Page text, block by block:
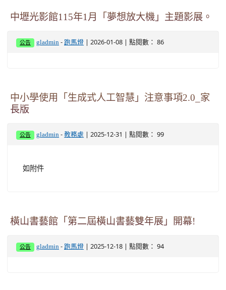
中壢光影館115年1月「夢想放大機」主題影展。
公告 gladmin - 跑馬燈 | 2026-01-08 | 點閱數： 86
中小學使用「生成式人工智慧」注意事項2.0_家
長版
公告 gladmin -教務處 | 2025-12-31 | 點閱數： 99
如附件
橫山書藝館「第二屆橫山書藝雙年展」開幕!
公告 gladmin - 跑馬燈 | 2025-12-18 | 點閱數： 94